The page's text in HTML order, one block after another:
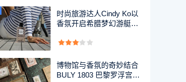
时尚旅游达人Cindy Ko以
香氛开启希腊梦幻游艇之
博物馆与香氛的奇妙结合
BULY 1803 巴黎罗浮宫限